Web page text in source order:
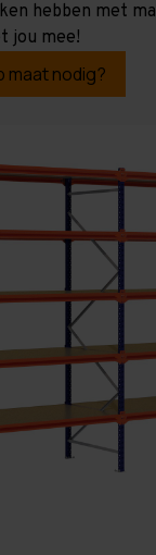
hebben met
jou mee!
maat nodig?